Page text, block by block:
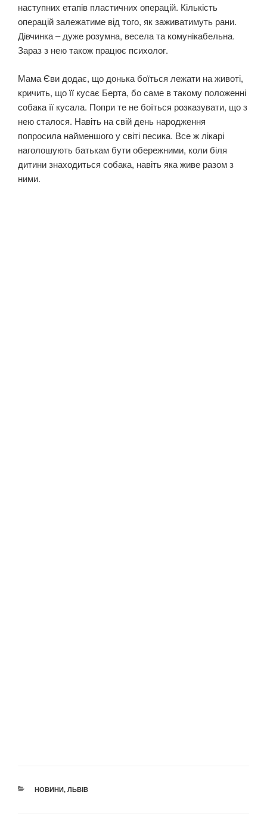
наступних етапів пластичних операцій. Кількість
операцій залежатиме від того, як заживатимуть рани.
Дівчинка – дуже розумна, весела та комунікабельна.
Зараз з нею також працює психолог.
Мама Єви додає, що донька боїться лежати на животі,
кричить, що її кусає Берта, бо саме в такому положенні
собака її кусала. Попри те не боїться розказувати, що з
нею сталося. Навіть на свій день народження
попросила найменшого у світі песика. Все ж лікарі
наголошують батькам бути обережними, коли біля
дитини знаходиться собака, навіть яка живе разом з
ними.
КАТЕГОРІЇ
НОВИНИ, ЛЬВІВ